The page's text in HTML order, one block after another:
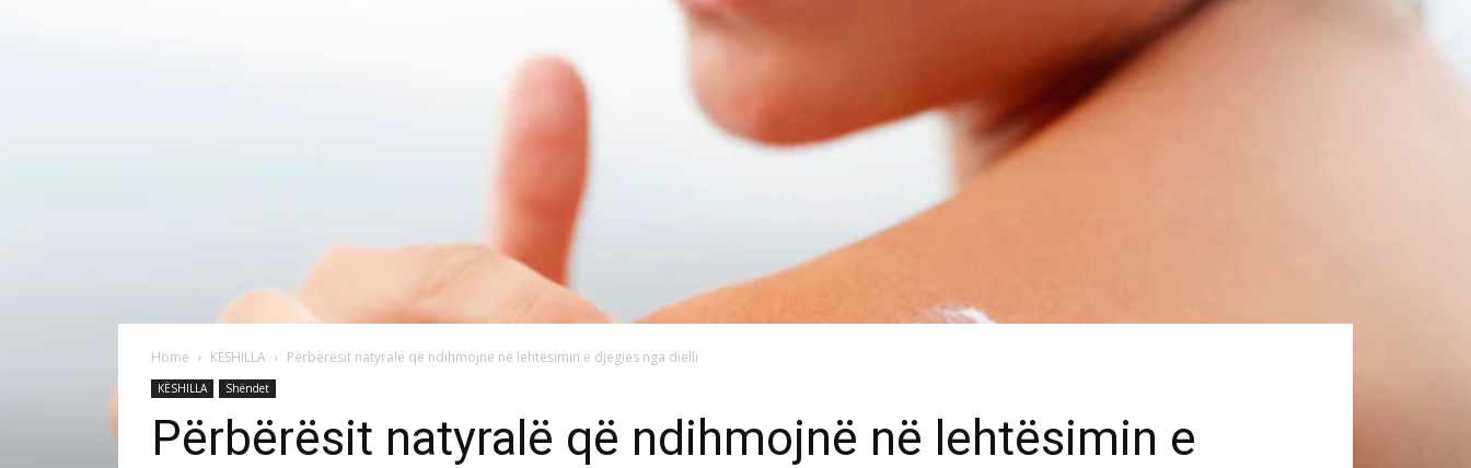
Home KËSHILLA Përbërësit natyralë që ndihmojnë në lehtësimin e djegies nga dielli
KËSHILLA Shëndet
Përbërësit natyralë që ndihmojnë në lehtësimin e